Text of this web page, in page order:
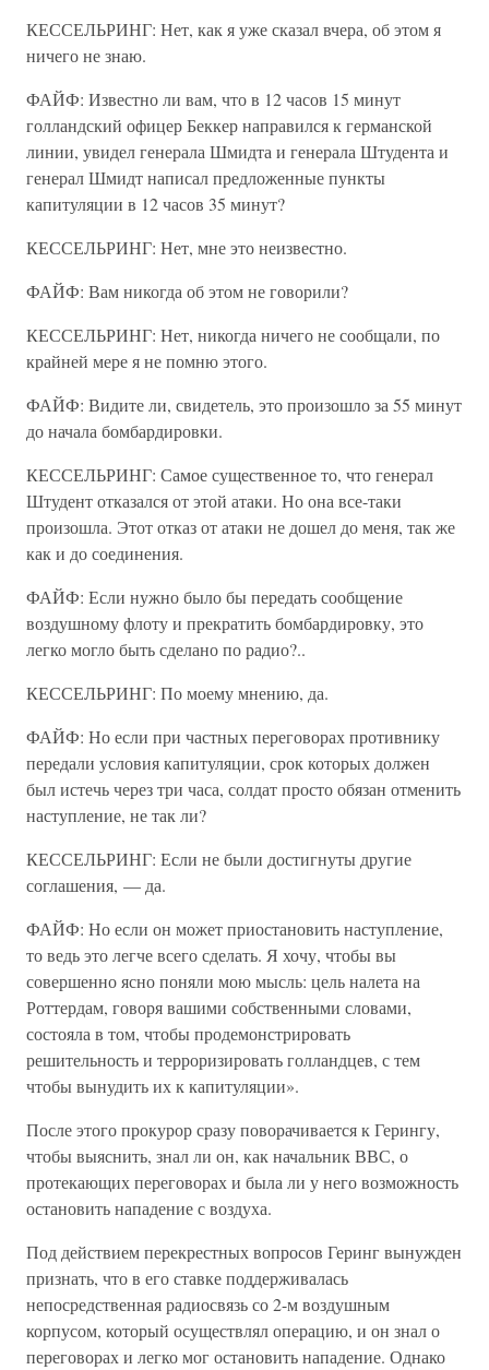
КЕССЕЛЬРИНГ: Нет, как я уже сказал вчера, об этом я
ничего не знаю.
ФАЙФ: Известно ли вам, что в 12 часов 15 минут
голландский офицер Беккер направился к германской
линии, увидел генерала Шмидта и генерала Штудента и
генерал Шмидт написал предложенные пункты
капитуляции в 12 часов 35 минут?
КЕССЕЛЬРИНГ: Нет, мне это неизвестно.
ФАЙФ: Вам никогда об этом не говорили?
КЕССЕЛЬРИНГ: Нет, никогда ничего не сообщали, по
крайней мере я не помню этого.
ФАЙФ: Видите ли, свидетель, это произошло за 55 минут
до начала бомбардировки.
КЕССЕЛЬРИНГ: Самое существенное то, что генерал
Штудент отказался от этой атаки. Но она все-таки
произошла. Этот отказ от атаки не дошел до меня, так же
как и до соединения.
ФАЙФ: Если нужно было бы передать сообщение
воздушному флоту и прекратить бомбардировку, это
легко могло быть сделано по радио?..
КЕССЕЛЬРИНГ: По моему мнению, да.
ФАЙФ: Но если при частных переговорах противнику
передали условия капитуляции, срок которых должен
был истечь через три часа, солдат просто обязан отменить
наступление, не так ли?
КЕССЕЛЬРИНГ: Если не были достигнуты другие
соглашения, — да.
ФАЙФ: Но если он может приостановить наступление,
то ведь это легче всего сделать. Я хочу, чтобы вы
совершенно ясно поняли мою мысль: цель налета на
Роттердам, говоря вашими собственными словами,
состояла в том, чтобы продемонстрировать
решительность и терроризировать голландцев, с тем
чтобы вынудить их к капитуляции».
После этого прокурор сразу поворачивается к Герингу,
чтобы выяснить, знал ли он, как начальник ВВС, о
протекающих переговорах и была ли у него возможность
остановить нападение с воздуха.
Под действием перекрестных вопросов Геринг вынужден
признать, что в его ставке поддерживалась
непосредственная радиосвязь со 2-м воздушным
корпусом, который осуществлял операцию, и он знал о
переговорах и легко мог остановить нападение. Однако